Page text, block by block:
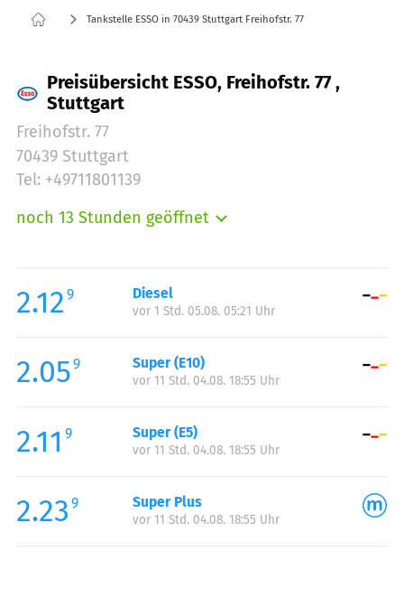
Tankstelle ESSO in 70439 Stuttgart Freihofstr. 77
Preisübersicht ESSO, Freihofstr. 77 ,
Stuttgart
Freihofstr. 77
70439 Stuttgart
Tel: +49711801139
noch 13 Stunden geöffnet
Mittwoch:
06:00-22:00
Donnerstag:
Samstag:
07:00-22:00
Sonntag:
2.12 9 Diesel
vor 1 Std. 05.08. 05:21 Uhr
2.059 Super (E10)
vor 11 Std. 04.08. 18:55 Uhr
2.11 9 Super (E5)
vor 11 Std. 04.08. 18:55 Uhr
2.23 9 Super Plus
vor 11 Std. 04.08. 18:55 Uhr